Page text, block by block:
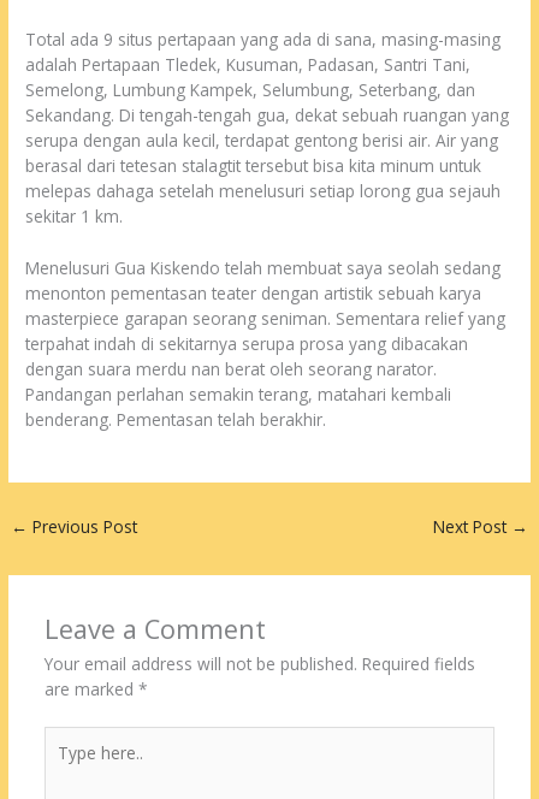
Total ada 9 situs pertapaan yang ada di sana, masing-masing
adalah Pertapaan Tledek, Kusuman, Padasan, Santri Tani,
Semelong, Lumbung Kampek, Selumbung, Seterbang, dan
Sekandang. Di tengah-tengah gua, dekat sebuah ruangan yang
serupa dengan aula kecil, terdapat gentong berisi air. Air yang
berasal dari tetesan stalagtit tersebut bisa kita minum untuk
melepas dahaga setelah menelusuri setiap lorong gua sejauh
sekitar 1 km.
Menelusuri Gua Kiskendo telah membuat saya seolah sedang
menonton pementasan teater dengan artistik sebuah karya
masterpiece garapan seorang seniman. Sementara relief yang
terpahat indah di sekitarnya serupa prosa yang dibacakan
dengan suara merdu nan berat oleh seorang narator.
Pandangan perlahan semakin terang, matahari kembali
benderang. Pementasan telah berakhir.
← Previous Post Next Post →
Leave a Comment
Your email address will not be published. Required fields
are marked *
here..